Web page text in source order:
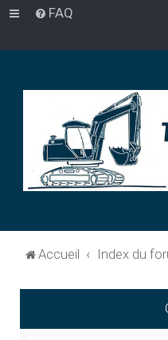
FAQ
Accueil Index du